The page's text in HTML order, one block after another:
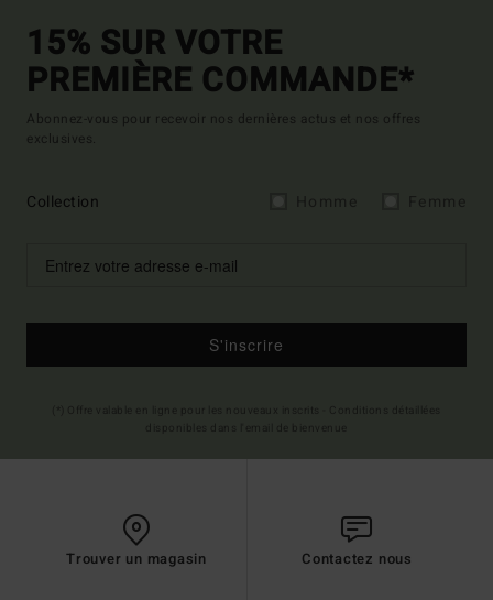
15% SUR VOTRE
PREMIÈRE COMMANDE*
Abonnez-vous pour recevoir nos dernières actus et nos offres
exclusives.
Collection
S'inscrire
Trouver un magasin Contactez nous